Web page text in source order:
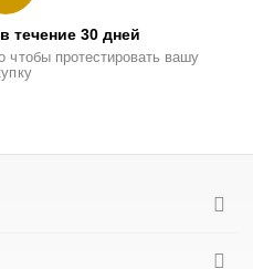
течение 30 дней
чтобы протестировать вашу